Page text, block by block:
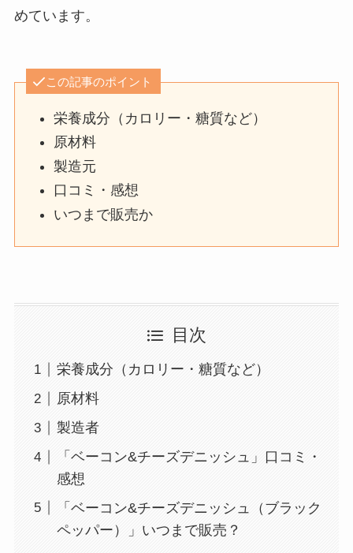
めています。
この記事のポイント
栄養成分（カロリー・糖質など）
原材料
製造元
口コミ・感想
いつまで販売か
目次
栄養成分（カロリー・糖質など）
原材料
製造者
「ベーコン&チーズデニッシュ」口コミ・
感想
「ベーコン&チーズデニッシュ（ブラック
ペッパー）」いつまで販売？